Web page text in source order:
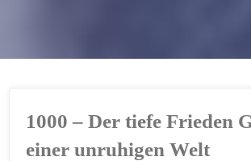
1000 – Der tiefe Frieden
einer unruhigen Welt